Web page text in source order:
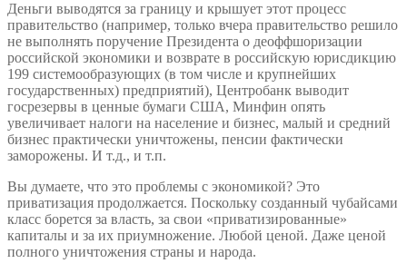
Деньги выводятся за границу и крышует этот процесс
правительство (например, только вчера правительство решило
не выполнять поручение Президента о деоффшоризации
российской экономики и возврате в российскую юрисдикцию
199 системообразующих (в том числе и крупнейших
государственных) предприятий), Центробанк выводит
госрезервы в ценные бумаги США, Минфин опять
увеличивает налоги на население и бизнес, малый и средний
бизнес практически уничтожены, пенсии фактически
заморожены. И т.д., и т.п.
Вы думаете, что это проблемы с экономикой? Это
приватизация продолжается. Поскольку созданный чубайсами
класс борется за власть, за свои «приватизированные»
капиталы и за их приумножение. Любой ценой. Даже ценой
полного уничтожения страны и народа.